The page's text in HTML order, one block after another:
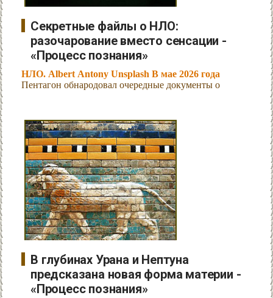
Секретные файлы о НЛО:
разочарование вместо сенсации -
«Процесс познания»
НЛО. Albert Antony Unsplash В мае 2026 года
Пентагон обнародовал очередные документы о
В глубинах Урана и Нептуна
предсказана новая форма материи -
«Процесс познания»